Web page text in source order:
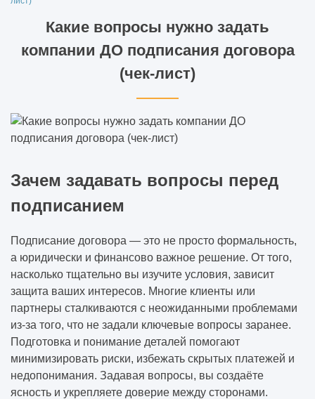
Какие вопросы нужно задать
компании ДО подписания договора
(чек-лист)
Зачем задавать вопросы перед
подписанием
Подписание договора — это не просто формальность,
а юридически и финансово важное решение. От того,
насколько тщательно вы изучите условия, зависит
защита ваших интересов. Многие клиенты или
партнеры сталкиваются с неожиданными проблемами
из-за того, что не задали ключевые вопросы заранее.
Подготовка и понимание деталей помогают
минимизировать риски, избежать скрытых платежей и
недопонимания. Задавая вопросы, вы создаёте
ясность и укрепляете доверие между сторонами.